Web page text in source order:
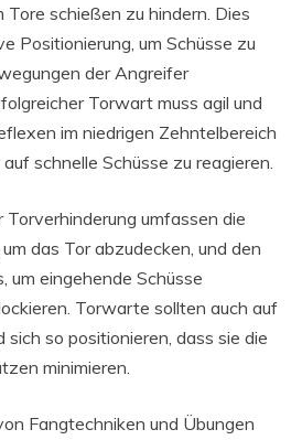
Tore schießen zu hindern. Dies
Positionierung, um Schüsse zu
der Angreifer
Torwart muss agil und
im niedrigen Zehntelbereich
schnelle Schüsse zu reagieren.
umfassen die
das Tor abzudecken, und den
um eingehende Schüsse
Torwarte sollten auch auf
so positionieren, dass sie die
minimieren.
Fangtechniken und Übungen